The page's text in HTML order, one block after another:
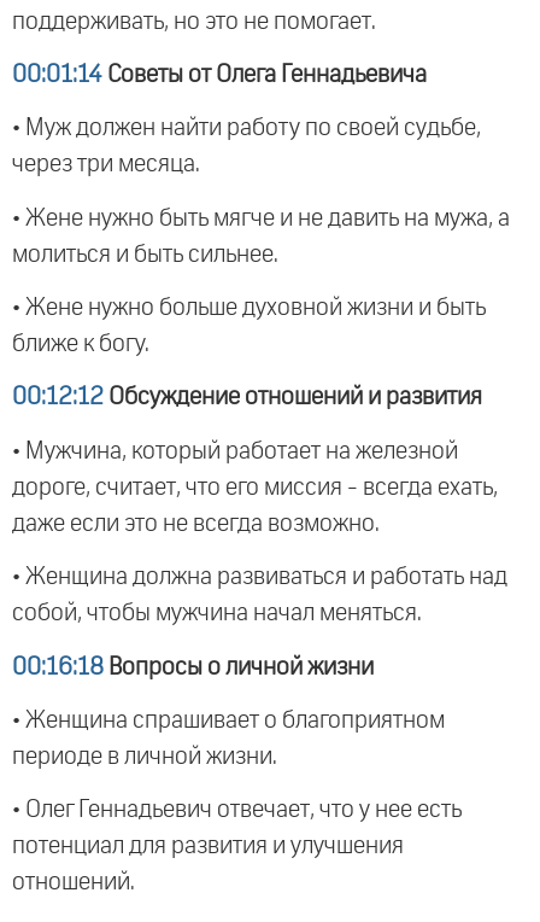
поддерживать, но это не помогает.
00:01:14 Советы от Олега Геннадьевича
• Муж должен найти работу по своей судьбе,
через три месяца.
• Жене нужно быть мягче и не давить на мужа, а
молиться и быть сильнее.
• Жене нужно больше духовной жизни и быть
ближе к богу.
00:12:12 Обсуждение отношений и развития
• Мужчина, который работает на железной
дороге, считает, что его миссия - всегда ехать,
даже если это не всегда возможно.
• Женщина должна развиваться и работать над
собой, чтобы мужчина начал меняться.
00:16:18 Вопросы о личной жизни
• Женщина спрашивает о благоприятном
периоде в личной жизни.
• Олег Геннадьевич отвечает, что у нее есть
потенциал для развития и улучшения
отношений.